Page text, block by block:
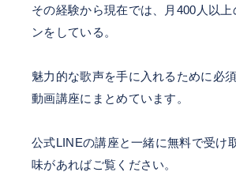
その経験から現在では、月400人以上
ンをしている。
魅力的な歌声を手に入れるために必
動画講座にまとめています。
公式LINEの講座と一緒に無料で受け
味があればご覧ください。